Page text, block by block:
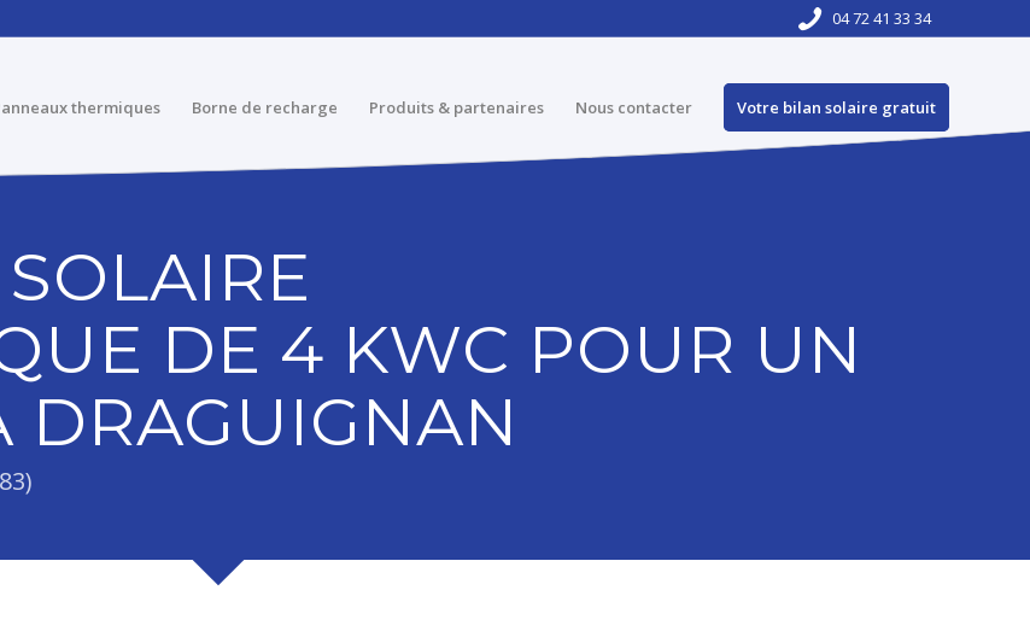
04 72 41 33 34
thermiques Borne de recharge Produits & partenaires Nous contacter Votre bilan solaire gratuit
DE 4 KWC POUR UN
DRAGUIGNAN